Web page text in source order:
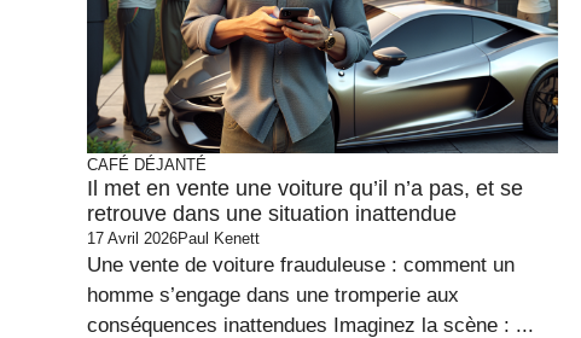
CAFÉ DÉJANTÉ
Il met en vente une voiture qu’il n’a pas, et se
retrouve dans une situation inattendue
17 Avril 2026Paul Kenett
Une vente de voiture frauduleuse : comment un
homme s’engage dans une tromperie aux
conséquences inattendues Imaginez la scène : ...